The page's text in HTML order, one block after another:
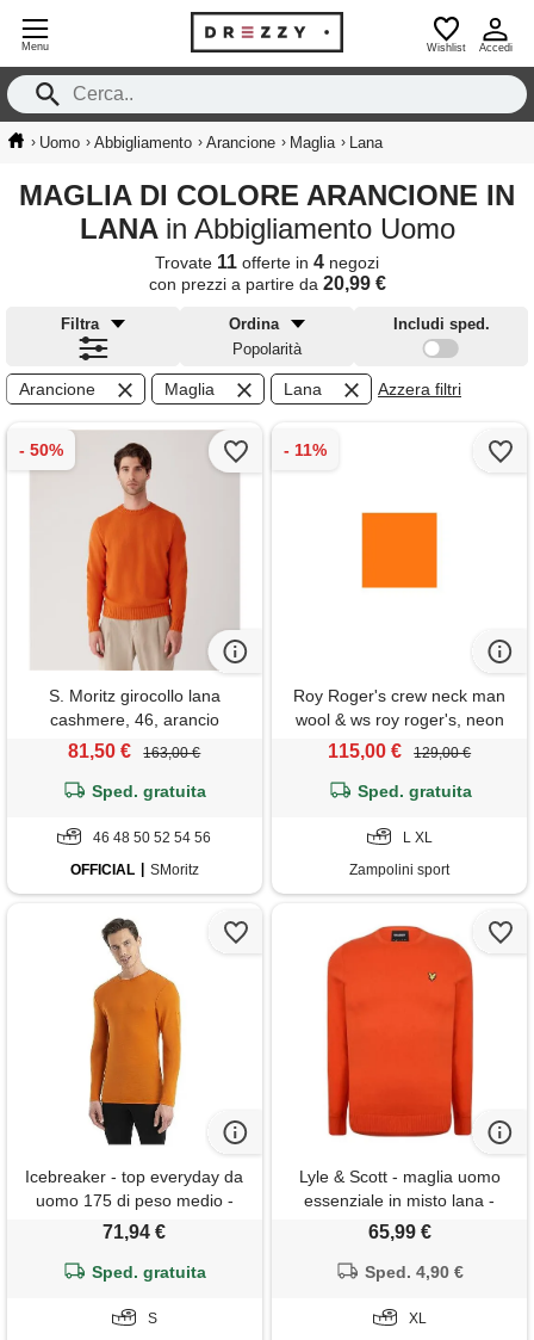
Menu Wishlist Accedi
› Uomo › Abbigliamento › Arancione › Maglia › Lana
MAGLIA DI COLORE ARANCIONE IN
LANA in Abbigliamento Uomo
Trovate 11 offerte in 4 negozi
con prezzi a partire da 20,99 €
Filtra
Ordina
Popolarità
Includi sped.
Arancione Maglia Lana Azzera filtri
S. Moritz girocollo lana
cashmere, 46, arancio
81,50 € 163,00 €
Sped. gratuita
46 48 50 52 54 56
OFFICIAL
SMoritz
Roy Roger's crew neck man
wool & ws roy roger's, neon
orange
115,00 € 129,00 €
Sped. gratuita
L XL
Zampolini sport
Icebreaker - top everyday da
uomo 175 di peso medio -
maglia a manica lunga con
lana merino - earth, s
71,94 €
Sped. gratuita
S
Lyle & Scott - maglia uomo
essenziale in misto lana -
taglia xl
65,99 €
Sped. 4,90 €
XL